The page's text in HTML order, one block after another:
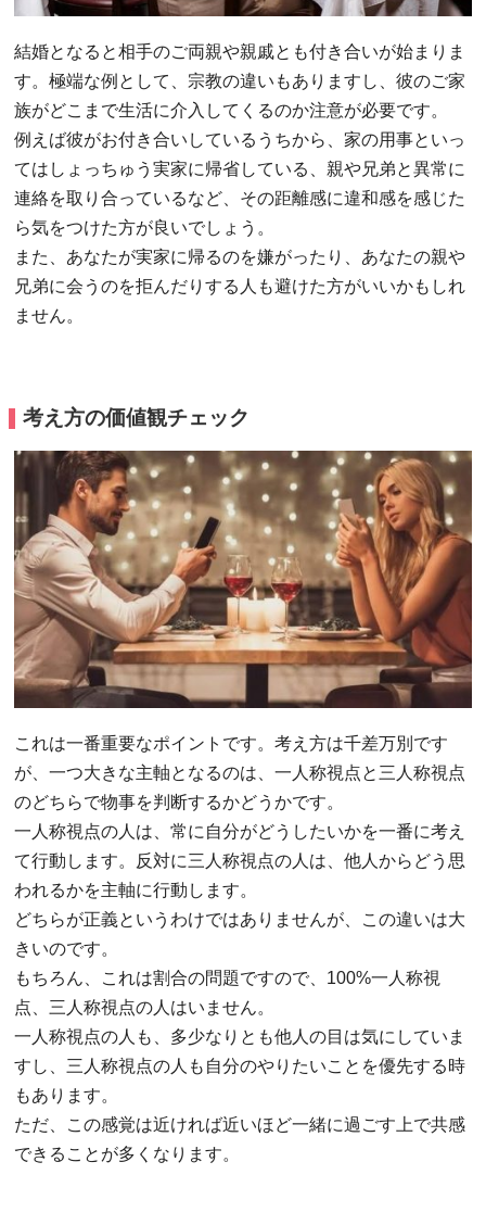
結婚となると相手のご両親や親戚とも付き合いが始まりま
す。極端な例として、宗教の違いもありますし、彼のご家
族がどこまで生活に介入してくるのか注意が必要です。
例えば彼がお付き合いしているうちから、家の用事といっ
てはしょっちゅう実家に帰省している、親や兄弟と異常に
連絡を取り合っているなど、その距離感に違和感を感じた
ら気をつけた方が良いでしょう。
また、あなたが実家に帰るのを嫌がったり、あなたの親や
兄弟に会うのを拒んだりする人も避けた方がいいかもしれ
ません。
考え方の価値観チェック
これは一番重要なポイントです。考え方は千差万別です
が、一つ大きな主軸となるのは、一人称視点と三人称視点
のどちらで物事を判断するかどうかです。
一人称視点の人は、常に自分がどうしたいかを一番に考え
て行動します。反対に三人称視点の人は、他人からどう思
われるかを主軸に行動します。
どちらが正義というわけではありませんが、この違いは大
きいのです。
もちろん、これは割合の問題ですので、100%一人称視
点、三人称視点の人はいません。
一人称視点の人も、多少なりとも他人の目は気にしていま
すし、三人称視点の人も自分のやりたいことを優先する時
もあります。
ただ、この感覚は近ければ近いほど一緒に過ごす上で共感
できることが多くなります。